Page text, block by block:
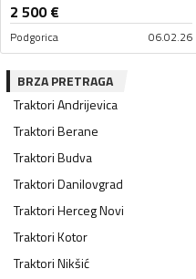
2 500€
Podgorica 06.02.26
BRZA PRETRAGA
TraktoriAndrijevica
TraktoriBerane
TraktoriBudva
TraktoriDanilovgrad
TraktoriHerceg Novi
TraktoriKotor
TraktoriNikšić